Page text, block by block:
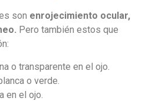
son enrojecimiento ocular,
Pero también estos que
o transparente en el ojo.
o verde.
en el ojo.